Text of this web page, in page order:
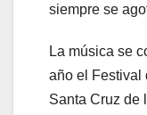
siempre se
La música se
año el Festival
Santa Cruz de